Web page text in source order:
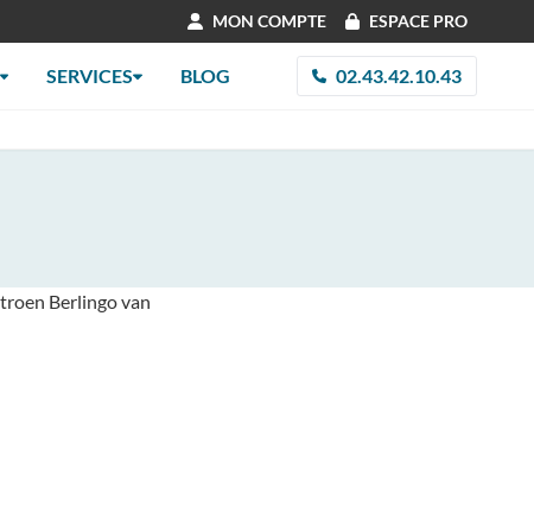
MON COMPTE ESPACE PRO
SERVICES BLOG 02.43.42.10.43